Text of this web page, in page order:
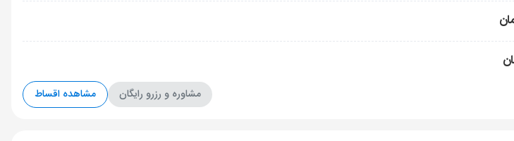
مشاوره و رزرو رایگان مشاهده اقساط